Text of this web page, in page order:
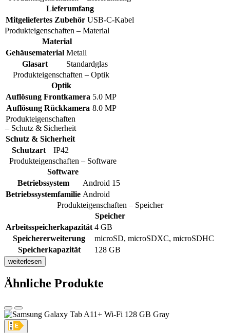
Lieferumfang
Mitgeliefertes Zubehör USB-C-Kabel
Produkteigenschaften – Material
Material
Gehäusematerial Metall
Glasart
Standardglas
Produkteigenschaften – Optik
Optik
Auflösung Frontkamera 5.0 MP
Auflösung Rückkamera 8.0 MP
Produkteigenschaften
– Schutz & Sicherheit
Schutz & Sicherheit
Schutzart
IP42
Produkteigenschaften – Software
Software
Betriebssystem
Android 15
Betriebssystemfamilie Android
Produkteigenschaften – Speicher
Speicher
Arbeitsspeicherkapazität 4 GB
Speichererweiterung
microSD, microSDXC, microSDHC
Speicherkapazität
128 GB
weiterlesen
Ähnliche Produkte